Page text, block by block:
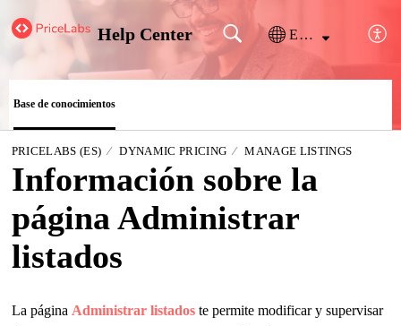
Help Center Español (España)
Base de conocimientos
PRICELABS (ES) DYNAMIC PRICING MANAGE LISTINGS
Información sobre la
página Administrar
listados
La página Administrar listadoste permite modificar y supervisar